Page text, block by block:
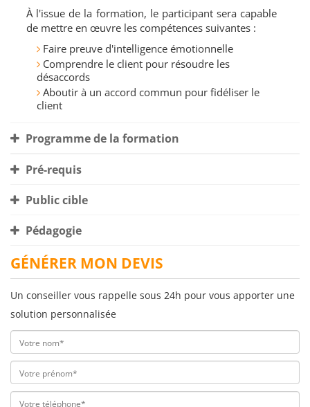
À l'issue de la formation, le participant sera capable
de mettre en œuvre les compétences suivantes :
Faire preuve d'intelligence émotionnelle
Comprendre le client pour résoudre les
désaccords
Aboutir à un accord commun pour fidéliser le
client
Programme de la formation
Pré-requis
Public cible
Pédagogie
GÉNÉRER MON DEVIS
Un conseiller vous rappelle sous 24h pour vous apporter une
solution personnalisée